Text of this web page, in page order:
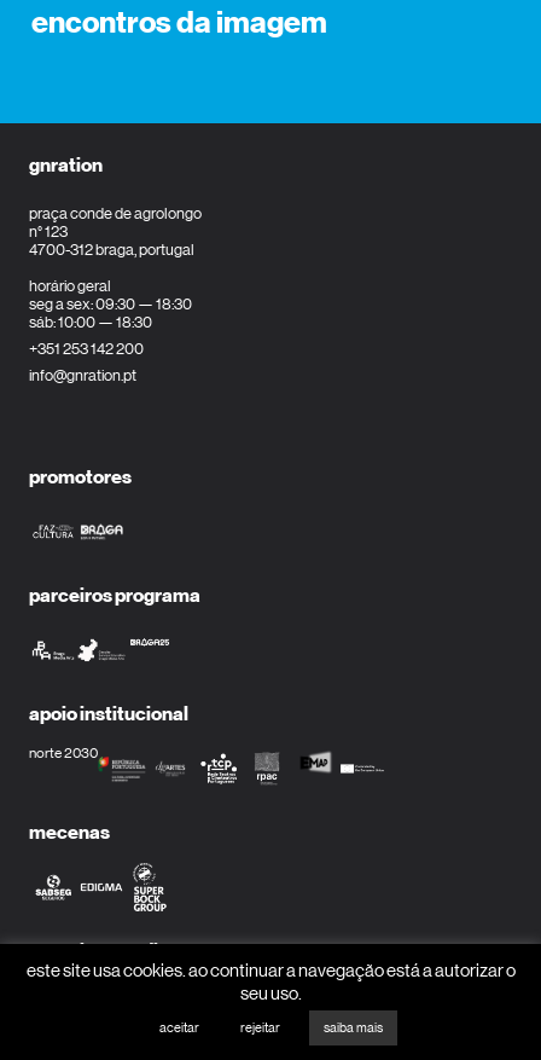
encontros da imagem
gnration
praça conde de agrolongo
n° 123
4700-312 braga, portugal
horário geral
seg a sex: 09:30 — 18:30
sáb: 10:00 — 18:30
+351 253 142 200
info@gnration.pt
promotores
parceiros programa
apoio institucional
norte 2030
mecenas
parceiros media
este site usa cookies. ao continuar a navegação está a autorizar o
seu uso.
aceitar rejeitar saiba mais